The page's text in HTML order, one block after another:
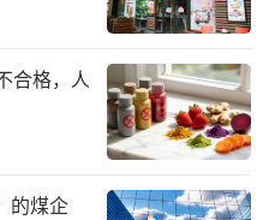
频存在的媒介形式，
其内容生产流程必然
内容上传——用户收
合格，人
的煤企